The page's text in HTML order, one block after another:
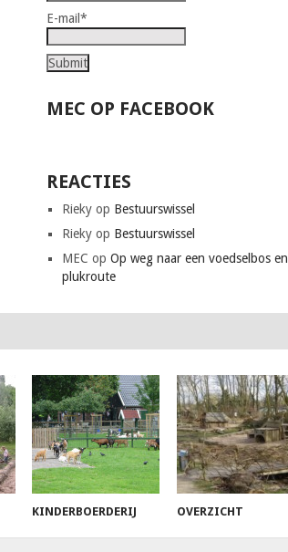
E-mail*
MEC OP FACEBOOK
REACTIES
Rieky op Bestuurswissel
Rieky op Bestuurswissel
MEC opOp weg naar een voedselbos en
plukroute
KINDERBOERDERIJ OVERZICHT